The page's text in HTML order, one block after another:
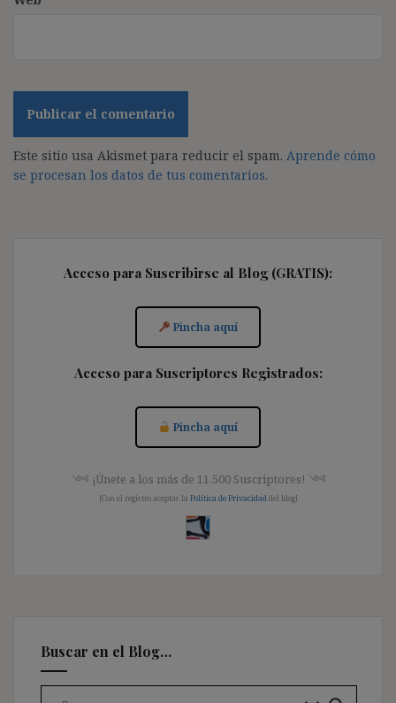
Este sitio usa Akismet para reducir el spam. Aprende cómo
se procesan los datos de tus comentarios.
Acceso para Suscribirse al Blog (GRATIS):
Pincha aquí
Acceso para Suscriptores Registrados:
Pincha aquí
༺ ¡Únete a los más de 11.500 Suscriptores! ༺
[Con el registro aceptas la Política de Privacidad del blog]
Buscar en el Blog…